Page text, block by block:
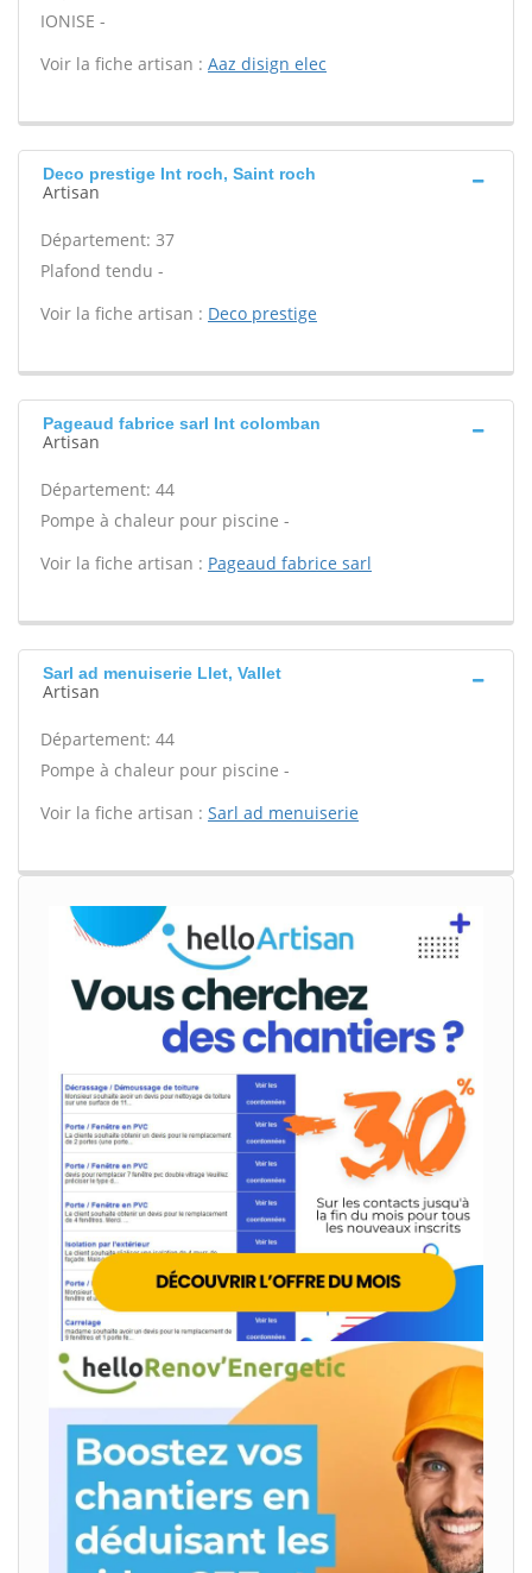
IONISE -
Voir la fiche artisan : Aaz disign elec
Deco prestige Int roch, Saint roch
Artisan
Département: 37
Plafond tendu -
Voir la fiche artisan : Deco prestige
Pageaud fabrice sarl Int colomban
Artisan
Département: 44
Pompe à chaleur pour piscine -
Voir la fiche artisan : Pageaud fabrice sarl
Sarl ad menuiserie Llet, Vallet
Artisan
Département: 44
Pompe à chaleur pour piscine -
Voir la fiche artisan : Sarl ad menuiserie